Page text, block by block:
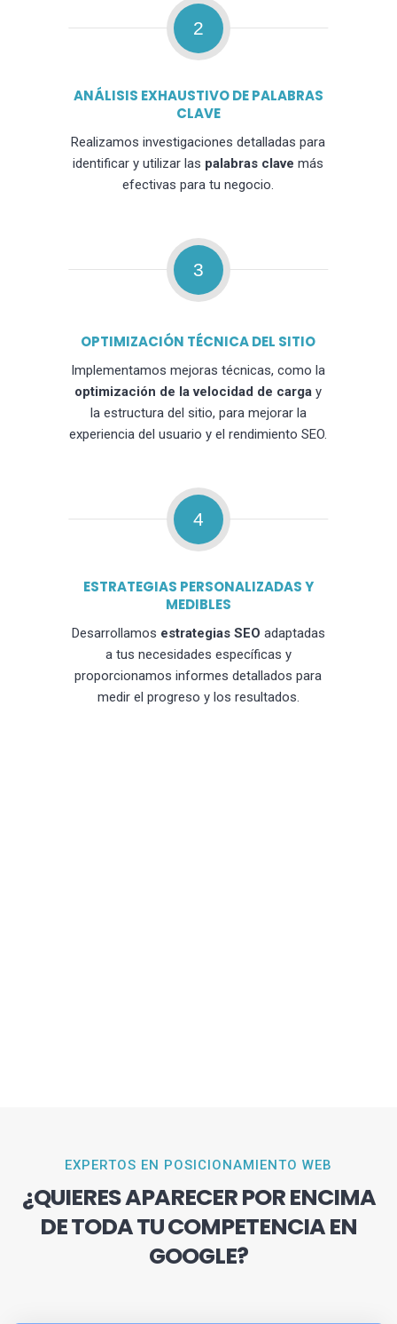
2
ANÁLISIS EXHAUSTIVO DE PALABRAS
CLAVE
Realizamos investigaciones detalladas para
identificar y utilizar las palabras clave más
efectivas para tu negocio.
3
OPTIMIZACIÓN TÉCNICA DEL SITIO
Implementamos mejoras técnicas, como la
optimización de la velocidad de carga y
la estructura del sitio, para mejorar la
experiencia del usuario y el rendimiento SEO.
4
ESTRATEGIAS PERSONALIZADAS Y
MEDIBLES
Desarrollamos estrategias SEO adaptadas
a tus necesidades específicas y
proporcionamos informes detallados para
medir el progreso y los resultados.
EXPERTOS EN POSICIONAMIENTO WEB
¿QUIERES APARECER POR ENCIMA
DE TODA TU COMPETENCIA EN
GOOGLE?